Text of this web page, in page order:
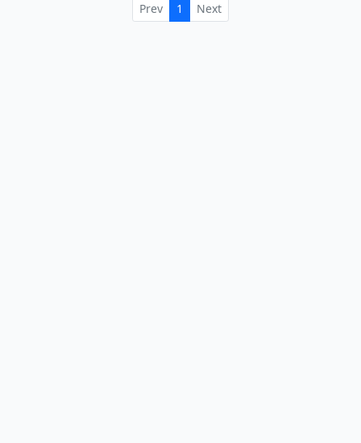
Prev 1 Next